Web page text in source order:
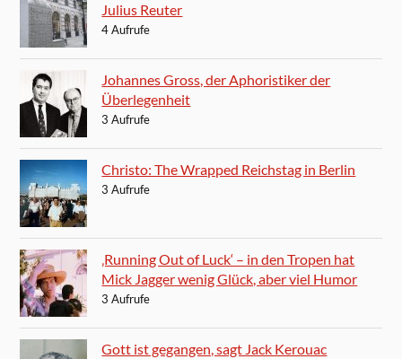
Julius Reuter
4 Aufrufe
Johannes Gross, der Aphoristiker der
Überlegenheit
3 Aufrufe
Christo: The Wrapped Reichstag in Berlin
3 Aufrufe
‚Running Out of Luck‘ – in den Tropen hat
Mick Jagger wenig Glück, aber viel Humor
3 Aufrufe
Gott ist gegangen, sagt Jack Kerouac